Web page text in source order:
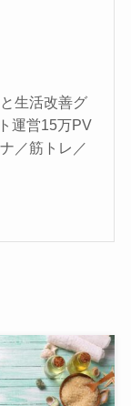
生活改善グ
運営15万PV
／筋トレ／